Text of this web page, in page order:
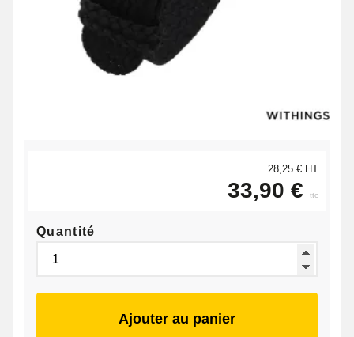
28,25 € HT
33,90 € ttc
Quantité
Ajouter au panier